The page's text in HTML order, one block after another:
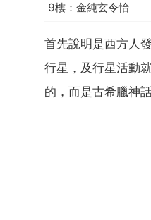
9樓：金純玄令怡
首先說明是西方人
行星，及行星活動
的，而是古希臘神